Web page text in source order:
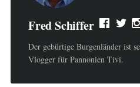
Fred Schiffer
Der gebürtige Burgenländer ist
Vlogger für Pannonien Tivi.